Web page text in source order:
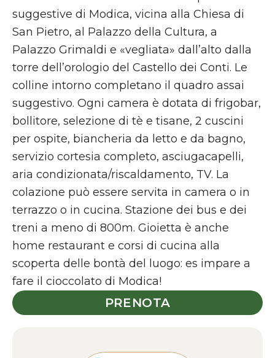
suggestive di Modica, vicina alla Chiesa di
San Pietro, al Palazzo della Cultura, a
Palazzo Grimaldi e «vegliata» dall’alto dalla
torre dell’orologio del Castello dei Conti. Le
colline intorno completano il quadro assai
suggestivo. Ogni camera è dotata di frigobar,
bollitore, selezione di tè e tisane, 2 cuscini
per ospite, biancheria da letto e da bagno,
servizio cortesia completo, asciugacapelli,
aria condizionata/riscaldamento, TV. La
colazione può essere servita in camera o in
terrazzo o in cucina. Stazione dei bus e dei
treni a meno di 800m. Gioietta è anche
home restaurant e corsi di cucina alla
scoperta delle bontà del luogo: es impare a
fare il cioccolato di Modica!
PRENOTA